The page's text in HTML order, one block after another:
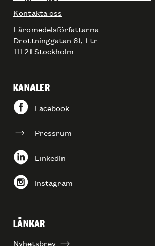
Kontakta oss
Läromedelsförfattarna
Drottninggatan 61, 1 tr
111 21 Stockholm
KANALER
Facebook
Pressrum
LinkedIn
Instagram
LÄNKAR
Nyhetsbrev